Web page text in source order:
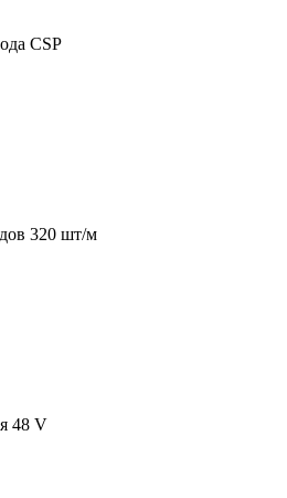
CSP
320 шт/м
48 V